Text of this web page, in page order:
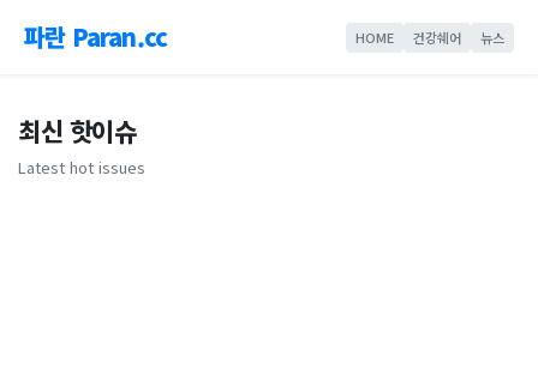
파란 Paran.cc HOME 건강쉐어 뉴스
최신 핫이슈
Latest hot issues